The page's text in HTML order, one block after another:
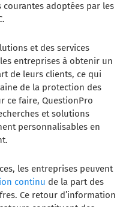
adoptées par les
et des services
entreprises à obtenir un
de leurs clients, ce qui
de la protection des
ce faire, QuestionPro
et solutions
personnalisables en
les entreprises peuvent
continu de la part des
Ce retour d’information